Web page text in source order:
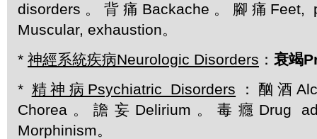
disorders。背痛Backache。腳痛
Muscular, exhaustion。
* 神經系統疾病Neurologic Disorders ： 衰竭
* 精神病Psychiatric Disorders ：酗酒
Chorea。譫妄Delirium。毒癮Drug
Morphinism。